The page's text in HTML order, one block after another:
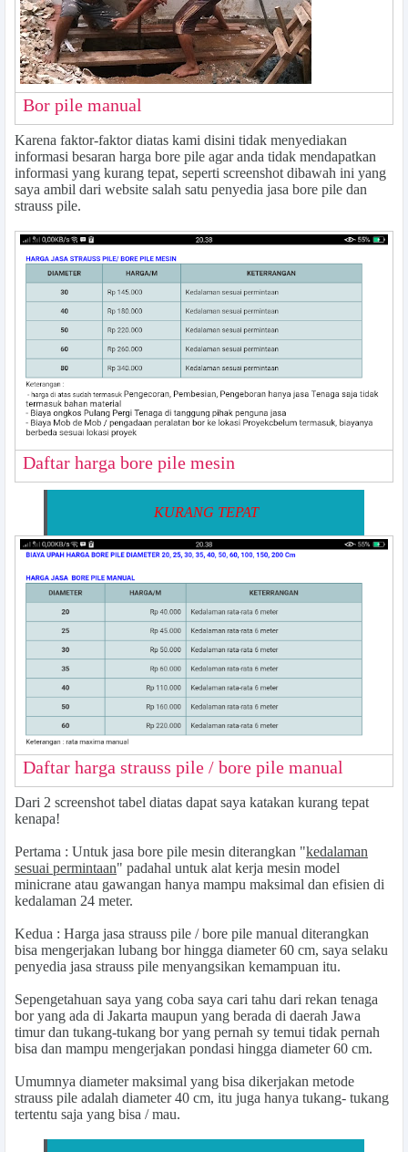
Bor pile manual
Karena faktor-faktor diatas kami disini tidak menyediakan
informasi besaran harga bore pile agar anda tidak mendapatkan
informasi yang kurang tepat, seperti screenshot dibawah ini yang
saya ambil dari website salah satu penyedia jasa bore pile dan
strauss pile.
Daftar harga bore pile mesin
KURANG TEPAT
Daftar harga strauss pile / bore pile manual
Dari 2 screenshot tabel diatas dapat saya katakan kurang tepat
kenapa!
Pertama : Untuk jasa bore pile mesin diterangkan "kedalaman
sesuai permintaan" padahal untuk alat kerja mesin model
minicrane atau gawangan hanya mampu maksimal dan efisien di
kedalaman 24 meter.
Kedua : Harga jasa strauss pile / bore pile manual diterangkan
bisa mengerjakan lubang bor hingga diameter 60 cm, saya selaku
penyedia jasa strauss pile menyangsikan kemampuan itu.
Sepengetahuan saya yang coba saya cari tahu dari rekan tenaga
bor yang ada di Jakarta maupun yang berada di daerah Jawa
timur dan tukang-tukang bor yang pernah sy temui tidak pernah
bisa dan mampu mengerjakan pondasi hingga diameter 60 cm.
Umumnya diameter maksimal yang bisa dikerjakan metode
strauss pile adalah diameter 40 cm, itu juga hanya tukang- tukang
tertentu saja yang bisa / mau.